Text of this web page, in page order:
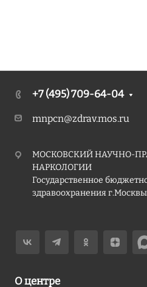
+7 (495) 709-64-04
mnpcn@zdrav.mos.ru
МОСКОВСКИЙ НАУЧНО-
НАРКОЛОГИИ
Государственное
здравоохранения г.Москвы
О центре